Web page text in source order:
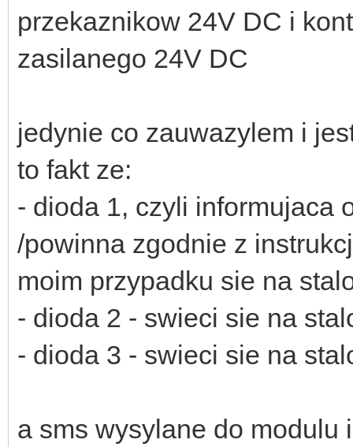
przekaznikow 24V DC i
zasilanego 24V DC
jedynie co zauwazylem i
to fakt ze:
- dioda 1, czyli informujaca
/powinna zgodnie z
moim przypadku sie na
- dioda 2 - swieci sie na
- dioda 3 - swieci sie na
a sms wysylane do modulu